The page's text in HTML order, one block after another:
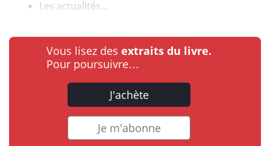
Les actualités...
Vous lisez des extraits du livre.
Pour poursuivre…
J'achète
Je m'abonne